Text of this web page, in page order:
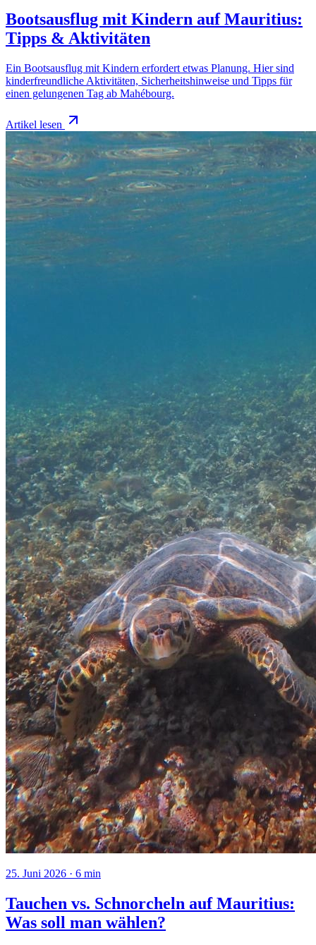
Bootsausflug mit Kindern auf Mauritius:
Tipps & Aktivitäten
Ein Bootsausflug mit Kindern erfordert etwas Planung. Hier sind
kinderfreundliche Aktivitäten, Sicherheitshinweise und Tipps für
einen gelungenen Tag ab Mahébourg.
Artikel lesen
25. Juni 2026 · 6 min
Tauchen vs. Schnorcheln auf Mauritius:
Was soll man wählen?